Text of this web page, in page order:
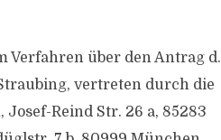
Verfahren über den Antrag d.
vertreten durch die
Reind Str. 26 a, 85283